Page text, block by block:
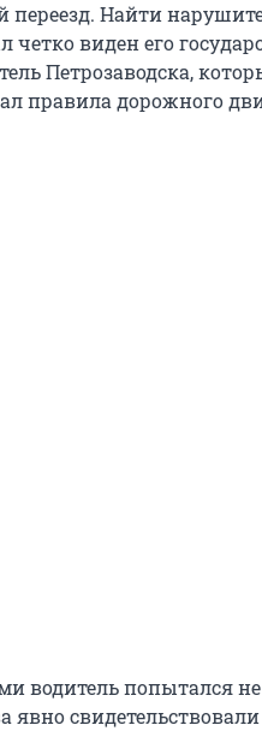
Найти
четко виден его
Петрозаводска,
правила дорожного
водитель попытался не
явно